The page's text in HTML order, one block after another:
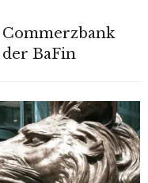
BaFin